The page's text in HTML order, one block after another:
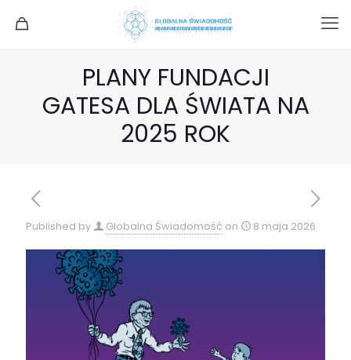
PLANY FUNDACJI
GATESA DLA ŚWIATA NA
2025 ROK
Published by Globalna Świadomość on 8 maja 2026